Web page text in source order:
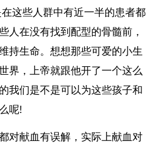
这些人群中有近一半的患者都
人在没有找到配型的骨髓前，
持生命。想想那些可爱的小生
界，上帝就跟他开了一个这么
我们是不是可以为这些孩子和
呢!
对献血有误解，实际上献血对